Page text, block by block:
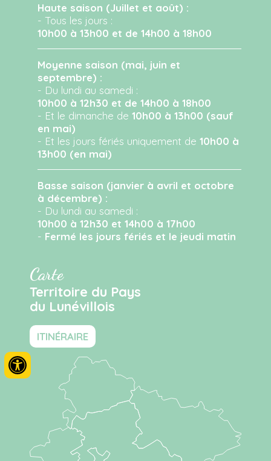
Haute saison (Juillet et août) :
- Tous les jours :
10h00 à 13h00 et de 14h00 à 18h00
Moyenne saison (mai, juin et
septembre) :
- Du lundi au samedi :
10h00 à 12h30 et de 14h00 à 18h00
- Et le dimanche de10h00 à 13h00 (sauf
en mai)
- Et les jours fériés uniquement de10h00 à
13h00 (en mai)
Basse saison (janvier à avril et octobre
à décembre) :
- Du lundi au samedi :
10h00 à 12h30 et 14h00 à 17h00
- Fermé les jours fériés et le jeudi matin
Carte
Territoire du Pays
du Lunévillois
ITINÉRAIRE